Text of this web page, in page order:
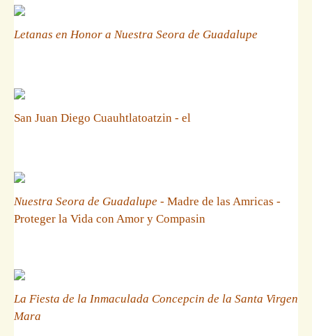
Letanas en Honor a Nuestra Seora de Guadalupe
San Juan Diego Cuauhtlatoatzin - el
Nuestra Seora de Guadalupe - Madre de las Amricas -
Proteger la Vida con Amor y Compasin
La Fiesta de la Inmaculada Concepcin de la Santa Virgen
Mara